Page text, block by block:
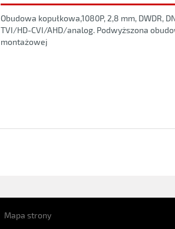
Obudowa kopułkowa,1080P, 2,8 mm, DWDR,
TVI/HD-CVI/AHD/analog. Podwyższona
montażowej
Mapa strony